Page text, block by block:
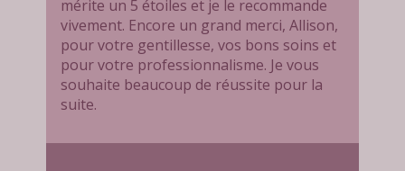
mérite un 5 étoiles et je le recommande
vivement. Encore un grand merci, Allison,
pour votre gentillesse, vos bons soins et
pour votre professionnalisme. Je vous
souhaite beaucoup de réussite pour la
suite.